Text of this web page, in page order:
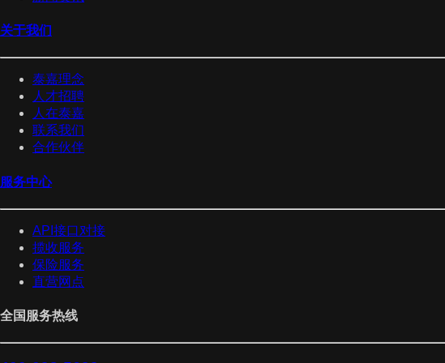
关于我们
泰嘉理念
人才招聘
人在泰嘉
联系我们
合作伙伴
服务中心
API接口对接
揽收服务
保险服务
直营网点
全国服务热线